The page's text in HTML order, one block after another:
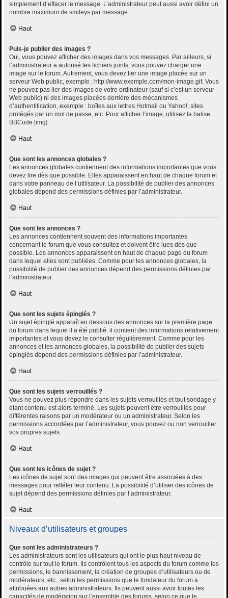
simplement d’effacer le message. L’administrateur peut aussi avoir défini un
nombre maximum de smileys par message.
Haut
Puis-je publier des images ?
Oui, vous pouvez afficher des images dans vos messages. Par ailleurs, si
l’administrateur a autorisé les fichiers joints, vous pouvez charger une
image sur le forum. Autrement, vous devez lier une image placée sur un
serveur Web public, exemple : http://www.exemple.com/mon-image.gif. Vous
ne pouvez pas lier des images de votre ordinateur (sauf si c’est un serveur
Web public) ni des images placées derrière des mécanismes
d’authentification, exemple : boîtes aux lettres Hotmail ou Yahoo!, sites
protégés par un mot de passe, etc. Pour afficher l’image, utilisez la balise
BBCode [img].
Haut
Que sont les annonces globales ?
Les annonces globales contiennent des informations importantes que vous
devez lire dès que possible. Elles apparaissent en haut de chaque forum et
dans votre panneau de l’utilisateur. La possibilité de publier des annonces
globales dépend des permissions définies par l’administrateur.
Haut
Que sont les annonces ?
Les annonces contiennent souvent des informations importantes
concernant le forum que vous consultez et doivent être lues dès que
possible. Les annonces apparaissent en haut de chaque page du forum
dans lequel elles sont publiées. Comme pour les annonces globales, la
possibilité de publier des annonces dépend des permissions définies par
l’administrateur.
Haut
Que sont les sujets épinglés ?
Un sujet épinglé apparaît en dessous des annonces sur la première page
du forum dans lequel il a été publié. il contient des informations relativement
importantes et vous devez le consulter régulièrement. Comme pour les
annonces et les annonces globales, la possibilité de publier des sujets
épinglés dépend des permissions définies par l’administrateur.
Haut
Que sont les sujets verrouillés ?
Vous ne pouvez plus répondre dans les sujets verrouillés et tout sondage y
étant contenu est alors terminé. Les sujets peuvent être verrouillés pour
différentes raisons par un modérateur ou un administrateur. Selon les
permissions accordées par l’administrateur, vous pouvez ou non verrouiller
vos propres sujets.
Haut
Que sont les icônes de sujet ?
Les icônes de sujet sont des images qui peuvent être associées à des
messages pour refléter leur contenu. La possibilité d’utiliser des icônes de
sujet dépend des permissions définies par l’administrateur.
Haut
Niveaux d’utilisateurs et groupes
Que sont les administrateurs ?
Les administrateurs sont les utilisateurs qui ont le plus haut niveau de
contrôle sur tout le forum. Ils contrôlent tous les aspects du forum comme les
permissions, le bannissement, la création de groupes d’utilisateurs ou de
modérateurs, etc., selon les permissions que le fondateur du forum a
attribuées aux autres administrateurs. Ils peuvent aussi avoir toutes les
capacités de modération sur l’ensemble des forums, selon ce que le